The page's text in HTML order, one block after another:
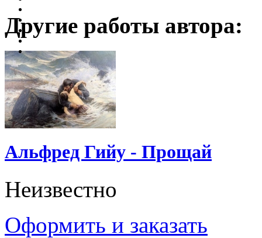
Другие работы автора:
Альфред Гийу - Прощай
Неизвестно
Оформить и заказать